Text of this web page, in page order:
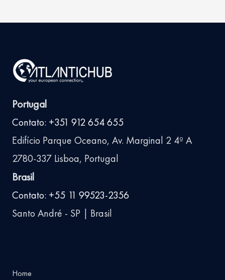
Portugal
Contato: +351 912 654 655
Edifício Parque Oceano, Av. Marginal 2 4º A
2780-337 Lisboa, Portugal
Brasil
Contato: +55 11 99523-2356
Santo André - SP | Brasil
Home